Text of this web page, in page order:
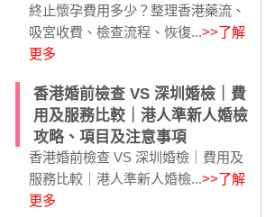
終止懷孕費用多少？整理香港藥流、
吸宮收費、檢查流程、恢復...>>了解
更多
香港婚前檢查 VS 深圳婚檢｜費
用及服務比較｜港人準新人婚檢
攻略、項目及注意事項
香港婚前檢查 VS 深圳婚檢｜費用及
服務比較｜港人準新人婚檢...>>了解
更多